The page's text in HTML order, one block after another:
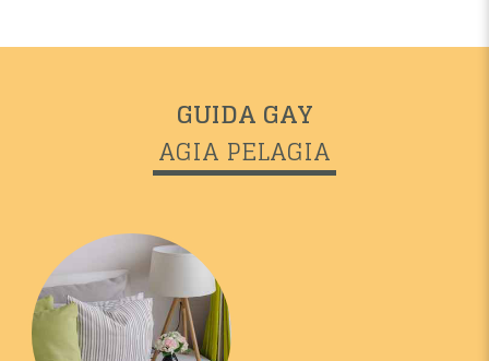
GUIDA GAY
AGIA PELAGIA